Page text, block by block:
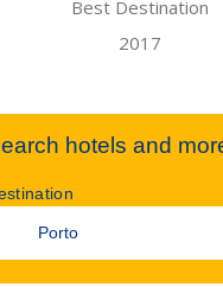
hotels and